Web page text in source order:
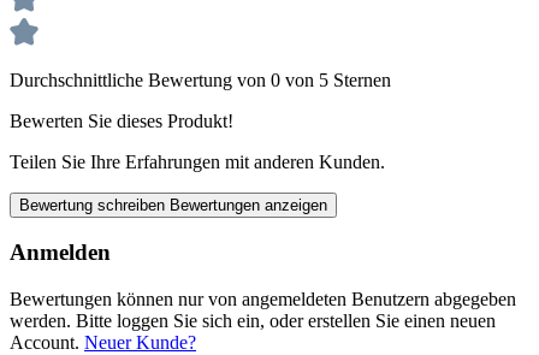
Durchschnittliche Bewertung von 0 von 5 Sternen
Bewerten Sie dieses Produkt!
Teilen Sie Ihre Erfahrungen mit anderen Kunden.
Bewertung schreiben Bewertungen anzeigen
Anmelden
Bewertungen können nur von angemeldeten Benutzern abgegeben
werden. Bitte loggen Sie sich ein, oder erstellen Sie einen neuen
Account. Neuer Kunde?